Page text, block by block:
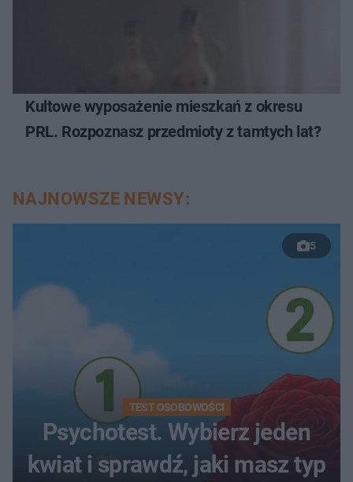
Kultowe wyposażenie mieszkań z okresu
PRL. Rozpoznasz przedmioty z tamtych lat?
NAJNOWSZE NEWSY:
5
TEST OSOBOWOŚCI
Psychotest. Wybierz jeden
kwiat i sprawdź, jaki masz typ